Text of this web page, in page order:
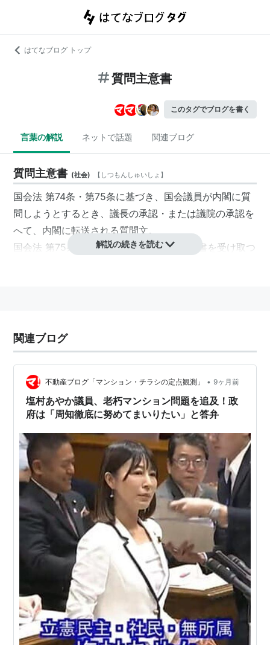
はてなブログ トップ
質問主意書
このタグでブログを書く
言葉の解説 ネットで話題 関連ブログ
質問主意書 (社会) 【 しつもんしゅいしょ 】
国会法 第74条・第75条に基づき、 国会議員が内閣に質
問しようとするとき、議長の承認・または議院の承認を
へて、 内閣に転送される質問文。
国会法 第75条2項
で、『内閣は、質問主意書 を受け取つ
解説の続きを読む
関連ブログ
不動産ブログ「マンション・チラシの定点観測」 • 9ヶ月前
塩村あやか議員、老朽マンション問題を追及！政
府は「周知徹底に努めてまいりたい」と答弁